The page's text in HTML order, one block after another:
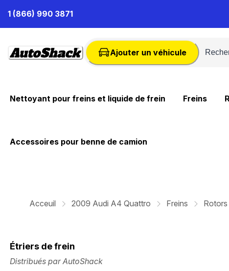
contenu
1 (866) 990 3871
Ajouter un véhicule
Nettoyant pour freins et liquide de frein Freins
Accessoires pour benne de camion
Acceuil 2009 Audi A4 Quattro Freins
Étriers de frein
Distribués par AutoShack